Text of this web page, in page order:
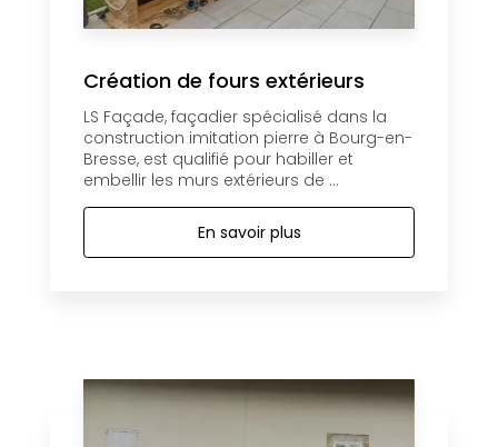
Création de fours extérieurs
LS Façade, façadier spécialisé dans la
construction imitation pierre à Bourg-en-
Bresse, est qualifié pour habiller et
embellir les murs extérieurs de ...
En savoir plus